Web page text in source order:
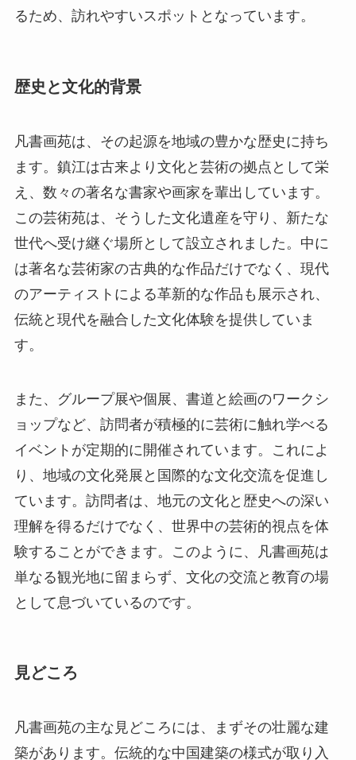
るため、訪れやすいスポットとなっています。
歴史と文化的背景
凡書画苑は、その起源を地域の豊かな歴史に持ち
ます。鎮江は古来より文化と芸術の拠点として栄
え、数々の著名な書家や画家を輩出しています。
この芸術苑は、そうした文化遺産を守り、新たな
世代へ受け継ぐ場所として設立されました。中に
は著名な芸術家の古典的な作品だけでなく、現代
のアーティストによる革新的な作品も展示され、
伝統と現代を融合した文化体験を提供していま
す。
また、グループ展や個展、書道と絵画のワークシ
ョップなど、訪問者が積極的に芸術に触れ学べる
イベントが定期的に開催されています。これによ
り、地域の文化発展と国際的な文化交流を促進し
ています。訪問者は、地元の文化と歴史への深い
理解を得るだけでなく、世界中の芸術的視点を体
験することができます。このように、凡書画苑は
単なる観光地に留まらず、文化の交流と教育の場
として息づいているのです。
見どころ
凡書画苑の主な見どころには、まずその壮麗な建
築があります。伝統的な中国建築の様式が取り入